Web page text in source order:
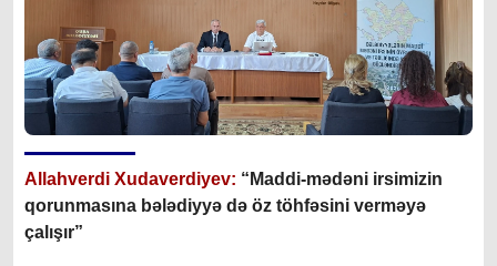
Allahverdi Xudaverdiyev: “Maddi-mədəni irsimizin
qorunmasına bələdiyyə də öz töhfəsini verməyə
çalışır”